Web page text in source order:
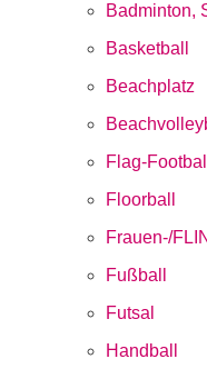
Badminton,
Basketball
Beachplatz
Flag-Football
Floorball
Frauen-/
Fußball
Futsal
Handball